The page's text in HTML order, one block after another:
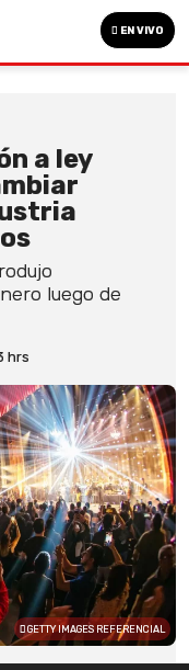
EN VIVO
a ley
luego de
hrs
GETTY IMAGES REFERENCIAL